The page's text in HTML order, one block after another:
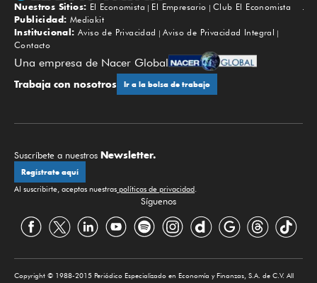
Subir
Nuestros Sitios: El Economista El Empresario
Club El Economista
Publicidad: Mediakit
Institucional: Aviso de Privacidad
Aviso de Privacidad Integral
Contacto
Una empresa de Nacer Global
Trabaja con nosotros Ir a la bolsa de trabajo
Suscríbete a nuestros Newsletter.
Regístrate aquí
Al suscribirte, aceptas nuestras políticas de privacidad.
Síguenos
Copyright © 1988-2015 Periódico Especializado en Economía y Finanzas, S.A. de C.V. All